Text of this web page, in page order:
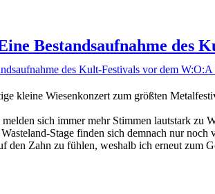
Bestandsaufnahme des
kleine Wiesenkonzert zum größten
sich immer mehr Stimmen lautstark zu
Stage finden sich demnach nur
den Zahn zu fühlen, weshalb ich erneut zum